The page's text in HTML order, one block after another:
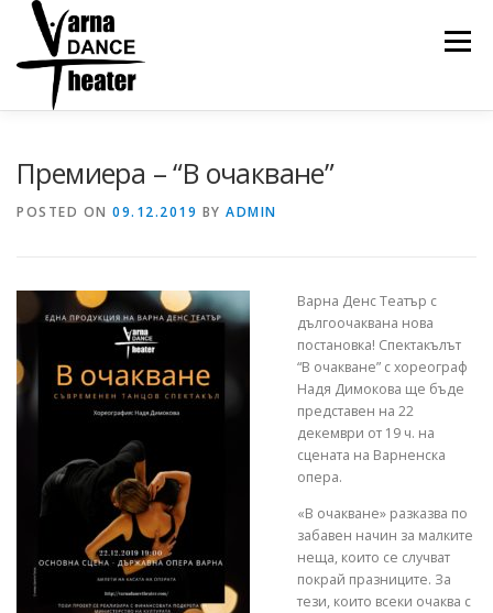
Menu
Премиера – “В очакване”
POSTED ON 09.12.2019 BY ADMIN
Варна Денс Театър с
дългоочаквана нова
постановка! Спектакълът
“В очакване” с хореограф
Надя Димокова ще бъде
представен на 22
декември от 19 ч. на
сцената на Варненска
опера.
«В очакване» разказва по
забавен начин за малките
неща, които се случват
покрай празниците. За
тези, които всеки очаква с